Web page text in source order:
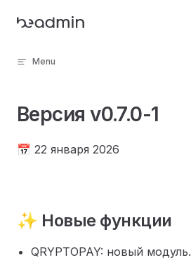
Skip to content
Menu
Версия v0.7.0-1
📅 22 января 2026
✨ Новые функции
QRYPTOPAY: новый модуль.